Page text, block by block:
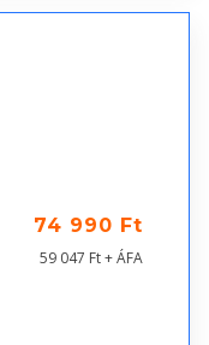
74 990 Ft
59 047 Ft + ÁFA